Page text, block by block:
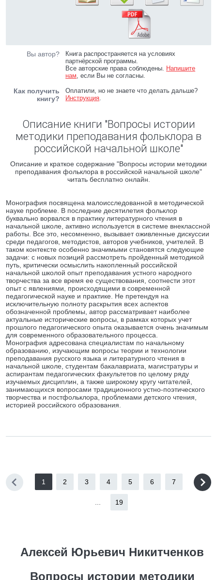
Вы автор?
Книга распространяется на условиях
партнёрской программы.
Все авторские права соблюдены. Напишите
нам, если Вы не согласны.
Как получить
книгу?
Оплатили, но не знаете что делать дальше?
Инструкция.
Описание книги "Вопросы истории
методики преподавания фольклора в
российской начальной школе"
Описание и краткое содержание "Вопросы истории методики
преподавания фольклора в российской начальной школе"
читать бесплатно онлайн.
Монография посвящена малоисследованной в методической
науке проблеме. В последние десятилетия фольклор
буквально ворвался в практику литературного чтения в
начальной школе, активно используется в системе внеклассной
работы. Все это, несомненно, вызывает оживленные дискуссии
среди педагогов, методистов, авторов учебников, учителей. В
таком контексте особенно значимыми становятся следующие
задачи: с новых позиций рассмотреть пройденный методикой
путь, критически осмыслить накопленный российской
начальной школой опыт преподавания устного народного
творчества за все время ее существования, соотнести этот
опыт с явлениями, происходящими в современной
педагогической науке и практике. Не претендуя на
исключительную полноту раскрытия всех аспектов
обозначенной проблемы, автор рассматривает наиболее
актуальные исторические вопросы, в рамках которых учет
прошлого педагогического опыта оказывается очень значимым
для современного образовательного процесса.
Монография адресована специалистам по начальному
образованию, изучающим вопросы теории и технологии
преподавания русского языка и литературного чтения в
начальной школе, студентам бакалавриата, магистратуры и
аспирантам педагогических факультетов по целому ряду
изучаемых дисциплин, а также широкому кругу читателей,
занимающихся вопросами традиционного устно-поэтического
творчества и постфольклора, проблемами детского чтения,
историей российского образования.
1 2 3 4 5 6 7
19
Алексей Юрьевич Никитченков
Вопросы истории методики